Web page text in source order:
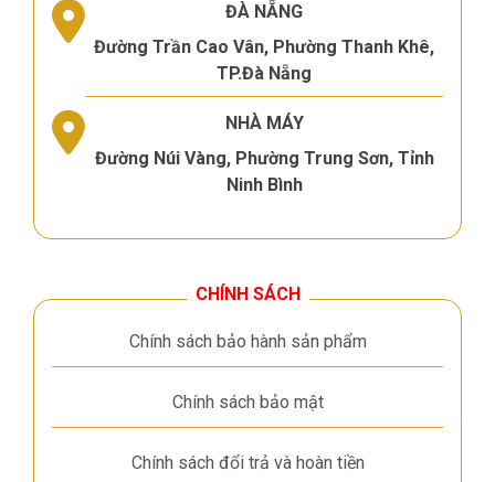
ĐÀ NẴNG
Đường Trần Cao Vân, Phường Thanh Khê,
TP.Đà Nẵng
NHÀ MÁY
Đường Núi Vàng, Phường Trung Sơn, Tỉnh
Ninh Bình
CHÍNH SÁCH
Chính sách bảo hành sản phẩm
Chính sách bảo mật
Chính sách đổi trả và hoàn tiền